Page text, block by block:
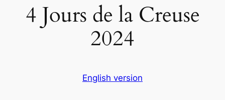
4 Jours de la Creuse
2024
English version